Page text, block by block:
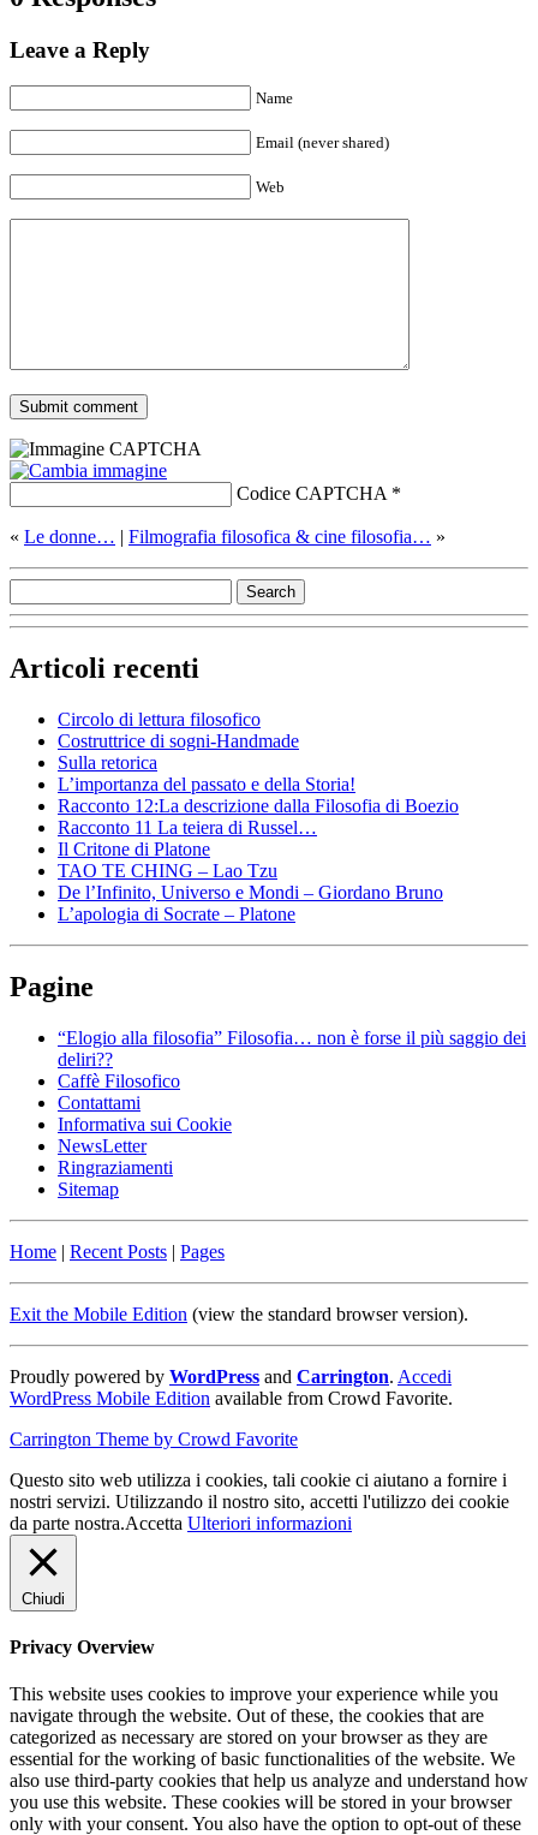
Leave a Reply
Name
Email (never shared)
Web
Codice CAPTCHA *
« Le donne… | Filmografia filosofica & cine filosofia… »
Articoli recenti
Circolo di lettura filosofico
Costruttrice di sogni-Handmade
Sulla retorica
L’importanza del passato e della Storia!
Racconto 12:La descrizione dalla Filosofia di Boezio
Racconto 11 La teiera di Russel…
Il Critone di Platone
TAO TE CHING – Lao Tzu
De l’Infinito, Universo e Mondi – Giordano Bruno
L’apologia di Socrate – Platone
Pagine
“Elogio alla filosofia” Filosofia… non è forse il più saggio dei
deliri??
Caffè Filosofico
Contattami
Informativa sui Cookie
NewsLetter
Ringraziamenti
Sitemap
Home | Recent Posts | Pages
Exit the Mobile Edition (view the standard browser version).
Proudly powered by WordPress and Carrington. Accedi
WordPress Mobile Edition available from Crowd Favorite.
Carrington Theme by Crowd Favorite
Questo sito web utilizza i cookies, tali cookie ci aiutano a fornire i
nostri servizi. Utilizzando il nostro sito, accetti l'utilizzo dei cookie
da parte nostra.Accetta Ulteriori informazioni
Chiudi
Privacy Overview
This website uses cookies to improve your experience while you
navigate through the website. Out of these, the cookies that are
categorized as necessary are stored on your browser as they are
essential for the working of basic functionalities of the website. We
also use third-party cookies that help us analyze and understand how
you use this website. These cookies will be stored in your browser
only with your consent. You also have the option to opt-out of these